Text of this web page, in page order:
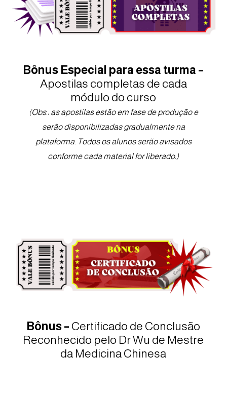
Bônus Especial para essa turma –
Apostilas completas de cada
módulo do curso
(Obs.: as apostilas estão em fase de produção e
serão disponibilizadas gradualmente na
plataforma. Todos os alunos serão avisados
conforme cada material for liberado.)
Bônus – Certificado de Conclusão
Reconhecido pelo Dr Wu de Mestre
da Medicina Chinesa